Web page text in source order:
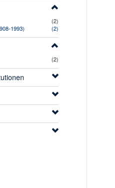
(2)
1993)
(2)
(2)